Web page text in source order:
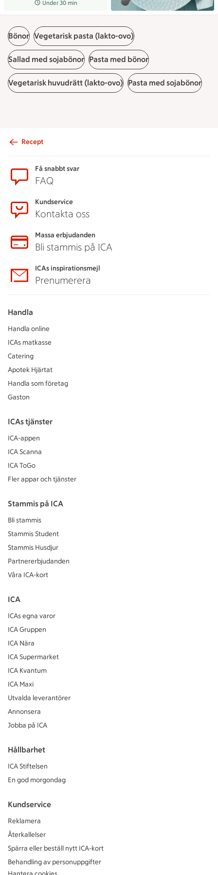
Receptet tar Under 30 min att tillaga
Under 30 min
Bönor Vegetarisk pasta (lakto-ovo)
Sallad med sojabönor Pasta med bönor
Vegetarisk huvudrätt (lakto-ovo) Pasta med sojabönor
Recept
Få snabbt svar
FAQ
Kundservice
Kontakta oss
Massa erbjudanden
Bli stammis på ICA
ICAs inspirationsmejl
Prenumerera
Handla
Handla online
ICAs matkasse
Catering
Apotek Hjärtat
Handla som företag
Gaston
ICAs tjänster
ICA-appen
ICA Scanna
ICA ToGo
Fler appar och tjänster
Stammis på ICA
Bli stammis
Stammis Student
Stammis Husdjur
Partnererbjudanden
Våra ICA-kort
ICA
ICAs egna varor
ICA Gruppen
ICA Nära
ICA Supermarket
ICA Kvantum
ICA Maxi
Utvalda leverantörer
Annonsera
Jobba på ICA
Hållbarhet
ICA Stiftelsen
En god morgondag
Kundservice
Reklamera
Återkallelser
Spärra eller beställ nytt ICA-kort
Behandling av personuppgifter